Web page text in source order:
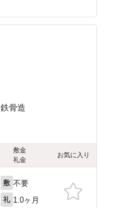
鉄骨造
敷金
礼金
お気に入り
敷 不要
礼 1.0ヶ月